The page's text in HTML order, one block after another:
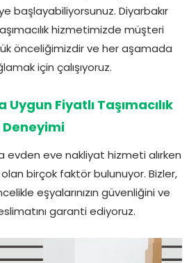
başlayabiliyorsunuz. Diyarbakır
hizmetimizde müşteri
önceliğimizdir ve her aşamada
için çalışıyoruz.
Fiyatlı Taşımacılık
Deneyimi
evden eve nakliyat hizmeti alırken
birçok faktör bulunuyor. Bizler,
eşyalarınızın güvenliğini ve
garanti ediyoruz.